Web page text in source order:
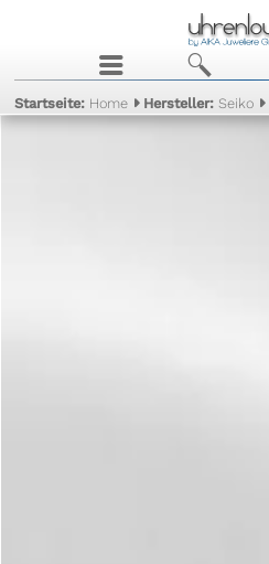
j b
Startseite: Home Hersteller:Seiko